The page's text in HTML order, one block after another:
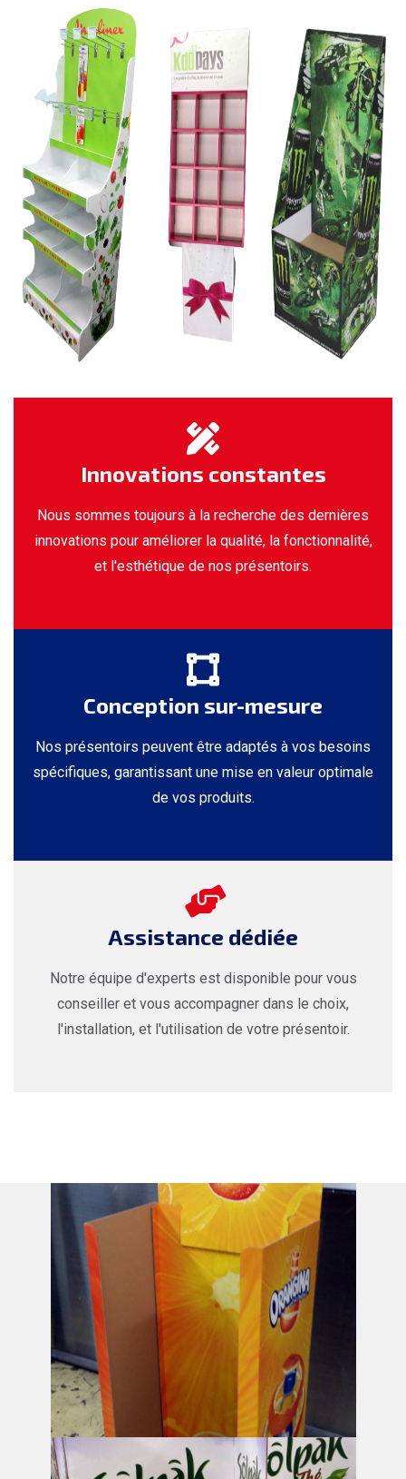
Innovations constantes
Nous sommes toujours à la recherche des dernières
innovations pour améliorer la qualité, la fonctionnalité,
et l'esthétique de nos présentoirs.
Conception sur-mesure
Nos présentoirs peuvent être adaptés à vos besoins
spécifiques, garantissant une mise en valeur optimale
de vos produits.
Assistance dédiée
Notre équipe d'experts est disponible pour vous
conseiller et vous accompagner dans le choix,
l'installation, et l'utilisation de votre présentoir.